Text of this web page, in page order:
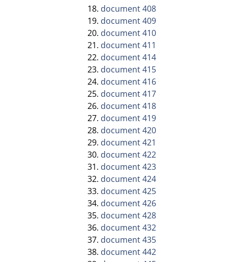
document 408
document 409
document 410
document 411
document 414
document 415
document 416
document 417
document 418
document 419
document 420
document 421
document 422
document 423
document 424
document 425
document 426
document 428
document 432
document 435
document 442